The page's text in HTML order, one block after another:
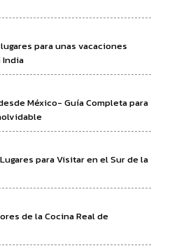
para unas vacaciones
India
México- Guía Completa para
para Visitar en el Sur de la
de la Cocina Real de